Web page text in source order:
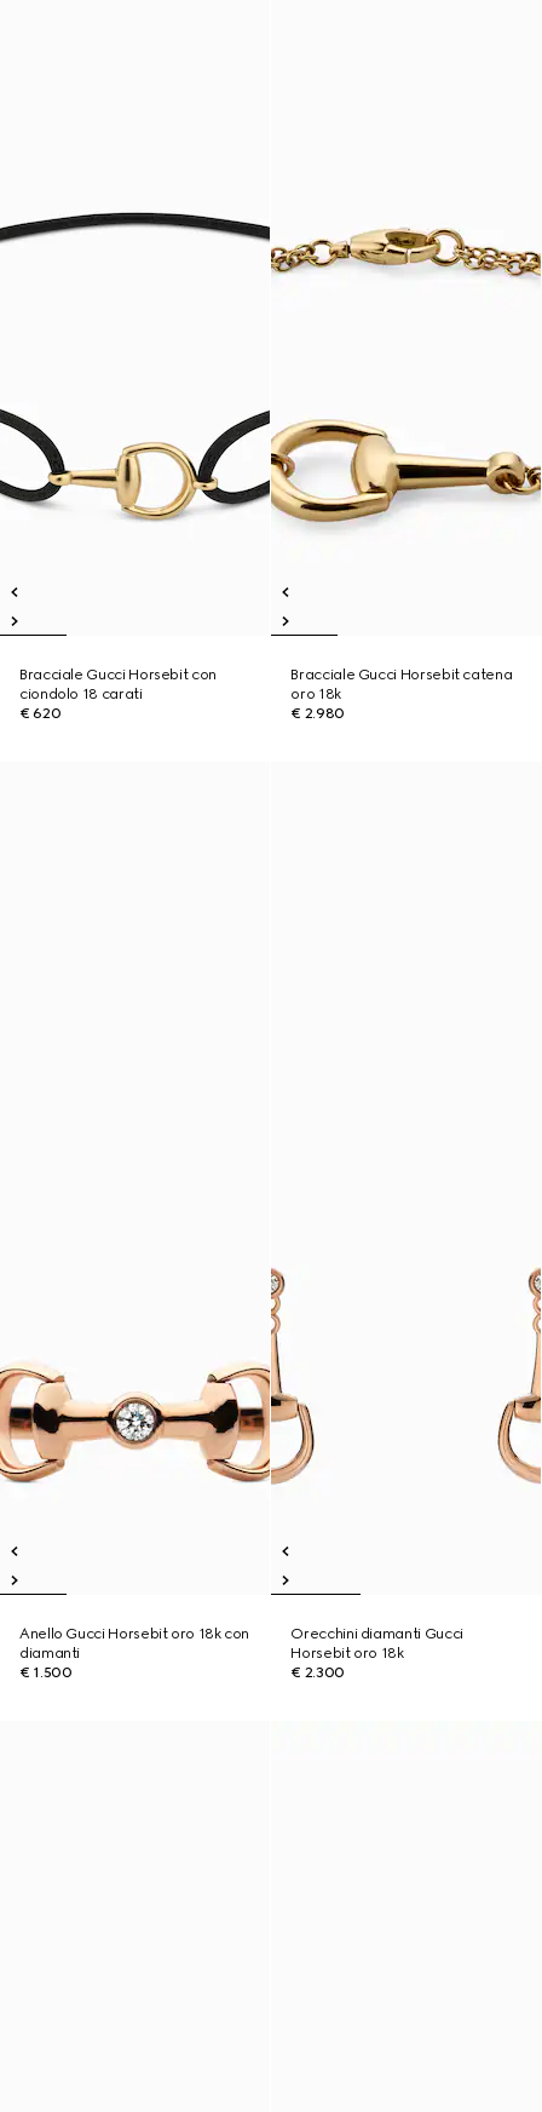
Bracciale Gucci Horsebit con
ciondolo 18 carati
€ 620
Bracciale Gucci Horsebit catena
oro 18k
€ 2.980
Anello Gucci Horsebit oro 18k con
diamanti
€ 1.500
Orecchini diamanti Gucci
Horsebit oro 18k
€ 2.300